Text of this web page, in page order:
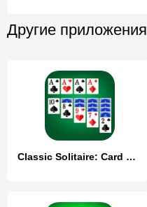
Другие приложения
Classic Solitaire: Card Games